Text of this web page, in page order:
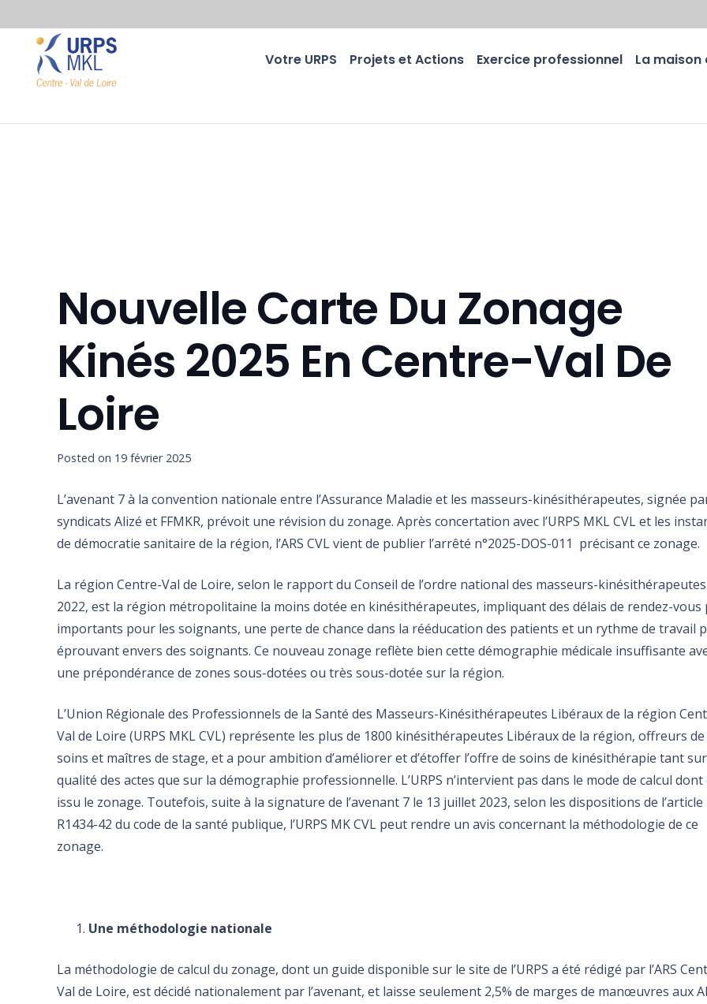
Votre URPS Projets et Actions Exercice professionnel La maison
Nouvelle Carte Du Zonage
Kinés 2025 En Centre-Val De
Loire
Posted on 19 février 2025
L’avenant 7 à la convention nationale entre l’Assurance Maladie et les masseurs-kinésithérapeutes, signée
syndicats Alizé et FFMKR, prévoit une révision du zonage. Après concertation avec l’URPS MKL CVL et les
de démocratie sanitaire de la région, l’ARS CVL vient de publier l’arrêté n°2025-DOS-011 précisant ce zonage.
La région Centre-Val de Loire, selon le rapport du Conseil de l’ordre national des masseurs-
2022, est la région métropolitaine la moins dotée en kinésithérapeutes, impliquant des délais de rendez-vous
importants pour les soignants, une perte de chance dans la rééducation des patients et un rythme de travail
éprouvant envers des soignants. Ce nouveau zonage reflète bien cette démographie médicale insuffisante
une prépondérance de zones sous-dotées ou très sous-dotée sur la région.
L’Union Régionale des Professionnels de la Santé des Masseurs-Kinésithérapeutes Libéraux de la région
Val de Loire (URPS MKL CVL) représente les plus de 1800 kinésithérapeutes Libéraux de la région, offreurs de
soins et maîtres de stage, et a pour ambition d’améliorer et d’étoffer l’offre de soins de kinésithérapie tant
qualité des actes que sur la démographie professionnelle. L’URPS n’intervient pas dans le mode de calcul dont
issu le zonage. Toutefois, suite à la signature de l’avenant 7 le 13 juillet 2023, selon les dispositions de l’article
R1434-42 du code de la santé publique, l’URPS MK CVL peut rendre un avis concernant la méthodologie de ce
zonage.
Une méthodologie nationale
La méthodologie de calcul du zonage, dont un guide disponible sur le site de l’URPS a été rédigé par l’ARS
Val de Loire, est décidé nationalement par l’avenant, et laisse seulement 2,5% de marges de manœuvres aux